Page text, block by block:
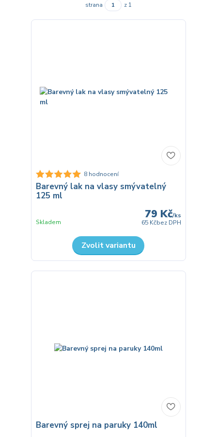
strana z 1
8 hodnocení
Barevný lak na vlasy smývatelný
125 ml
79 Kč/ks
65 Kčbez DPH
Skladem
Zvolit variantu
Barevný sprej na paruky 140ml